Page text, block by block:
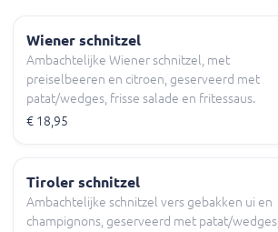
Wiener schnitzel
Ambachtelijke Wiener schnitzel, met
preiselbeeren en citroen, geserveerd met
patat/wedges, frisse salade en fritessaus.
€ 18,95
Tiroler schnitzel
Ambachtelijke schnitzel vers gebakken ui en
champignons, geserveerd met patat/wedges,